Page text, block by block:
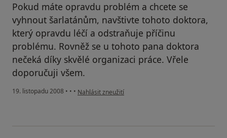
Pokud máte opravdu problém a chcete se
vyhnout šarlatánům, navštivte tohoto doktora,
který opravdu léčí a odstraňuje příčinu
problému. Rovněž se u tohoto pana doktora
nečeká díky skvělé organizaci práce. Vřele
doporučuji všem.
19. listopadu 2008 • • • podle názoru uživatele Miloš Metz
Nahlásit zneužití